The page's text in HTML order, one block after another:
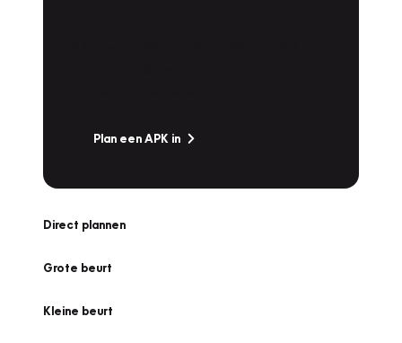
Plan een APK in
Direct plannen
Grote beurt
Kleine beurt